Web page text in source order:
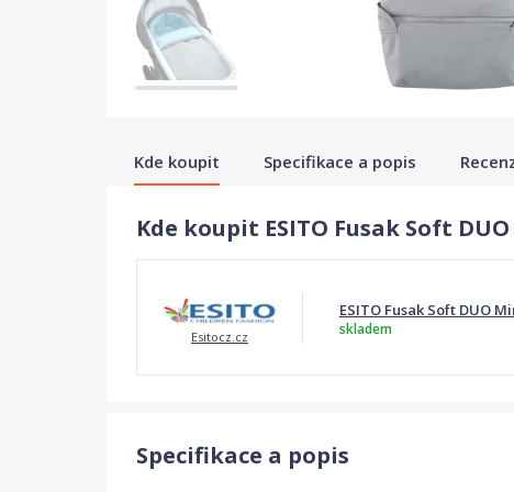
Kde koupit Specifikace a popis
Kde koupit ESITO Fusak Soft
Esitocz.cz
ESITO Fusak Soft DUO
skladem
Specifikace a popis